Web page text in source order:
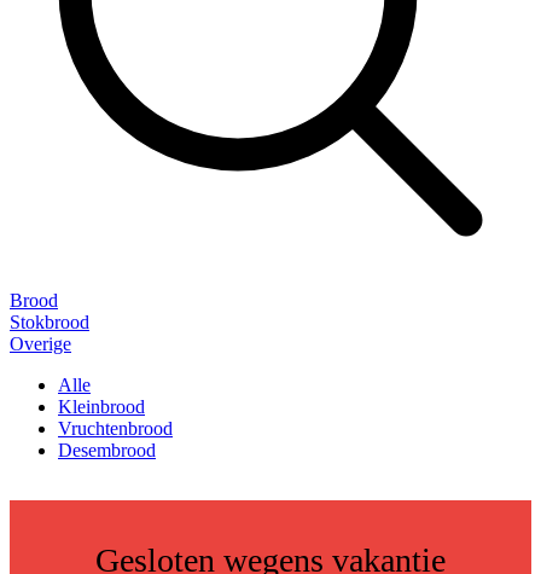
Brood
Stokbrood
Overige
Alle
Kleinbrood
Vruchtenbrood
Desembrood
Gesloten wegens vakantie